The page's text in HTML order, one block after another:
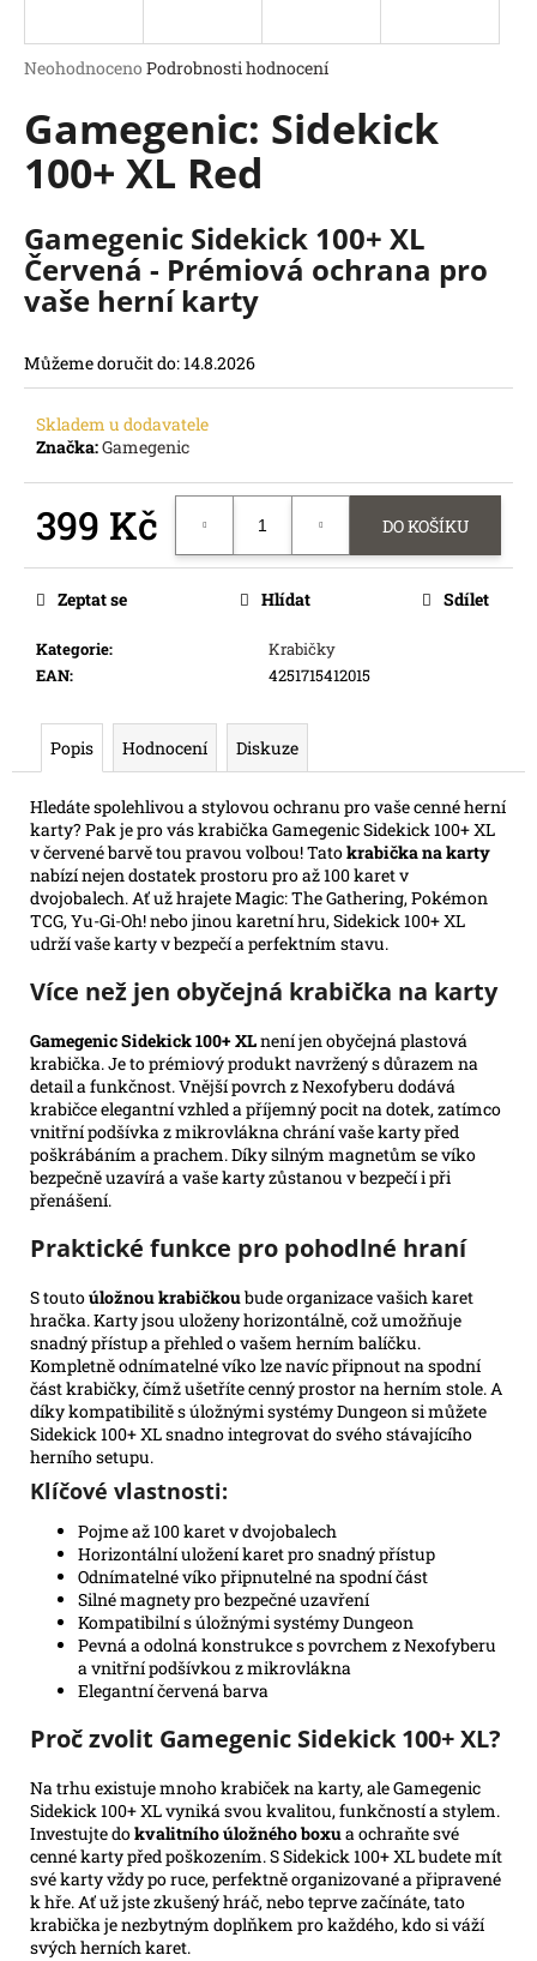
Průměrné
produktu
je
0,0
hvězdiček.
Neohodnoceno Podrobnosti hodnocení
Gamegenic: Sidekick
100+ XL Red
Gamegenic Sidekick 100+ XL
Červená - Prémiová ochrana pro
vaše herní karty
Můžeme doručit do:14.8.2026
Skladem u dodavatele
Značka:Gamegenic
399 Kč DO KOŠÍKU
Kategorie:
Krabičky
EAN: 4251715412015
Zeptat se Hlídat Sdílet
Popis Hodnocení Diskuze
Hledáte spolehlivou a stylovou ochranu pro vaše cenné herní
karty? Pak je pro vás krabička Gamegenic Sidekick 100+ XL
v červené barvě tou pravou volbou! Tatokrabička na karty
nabízí nejen dostatek prostoru pro až 100 karet v
dvojobalech. Ať už hrajete Magic: The Gathering, Pokémon
TCG, Yu-Gi-Oh! nebo jinou karetní hru, Sidekick 100+ XL
udrží vaše karty v bezpečí a perfektním stavu.
Více než jen obyčejná krabička na karty
Gamegenic Sidekick 100+ XLnení jen obyčejná plastová
krabička. Je to prémiový produkt navržený s důrazem na
detail a funkčnost. Vnější povrch z Nexofyberu dodává
krabičce elegantní vzhled a příjemný pocit na dotek, zatímco
vnitřní podšívka z mikrovlákna chrání vaše karty před
poškrábáním a prachem. Díky silným magnetům se víko
bezpečně uzavírá a vaše karty zůstanou v bezpečí i při
přenášení.
Praktické funkce pro pohodlné hraní
S toutoúložnou krabičkoubude organizace vašich karet
hračka. Karty jsou uloženy horizontálně, což umožňuje
snadný přístup a přehled o vašem herním balíčku.
Kompletně odnímatelné víko lze navíc připnout na spodní
část krabičky, čímž ušetříte cenný prostor na herním stole. A
díky kompatibilitě s úložnými systémy Dungeon si můžete
Sidekick 100+ XL snadno integrovat do svého stávajícího
herního setupu.
Klíčové vlastnosti:
Pojme až 100 karet v dvojobalech
Horizontální uložení karet pro snadný přístup
Odnímatelné víko připnutelné na spodní část
Silné magnety pro bezpečné uzavření
Kompatibilní s úložnými systémy Dungeon
Pevná a odolná konstrukce s povrchem z Nexofyberu
a vnitřní podšívkou z mikrovlákna
Elegantní červená barva
Proč zvolit Gamegenic Sidekick 100+ XL?
Na trhu existuje mnoho krabiček na karty, ale Gamegenic
Sidekick 100+ XL vyniká svou kvalitou, funkčností a stylem.
Investujte dokvalitního úložného boxua ochraňte své
cenné karty před poškozením. S Sidekick 100+ XL budete mít
své karty vždy po ruce, perfektně organizované a připravené
k hře. Ať už jste zkušený hráč, nebo teprve začínáte, tato
krabička je nezbytným doplňkem pro každého, kdo si váží
svých herních karet.
j
t
?
HLEDAT
D
p
o
u
č
e
RIFTBOUND:
OF
LEGENDS
TCG
-
UNLEASHED:
BOOSTER
139
Kč
Původně:
169
Kč